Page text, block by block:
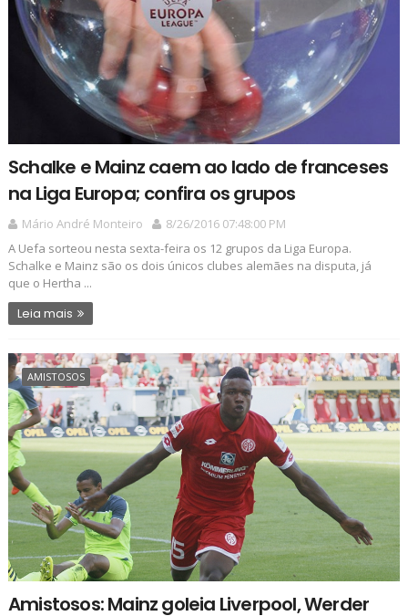
Schalke e Mainz caem ao lado de franceses
na Liga Europa; confira os grupos
Mário André Monteiro
8/26/2016 07:48:00 PM
A Uefa sorteou nesta sexta-feira os 12 grupos da Liga Europa.
Schalke e Mainz são os dois únicos clubes alemães na disputa, já
que o Hertha ...
Leia mais
AMISTOSOS
Amistosos: Mainz goleia Liverpool, Werder